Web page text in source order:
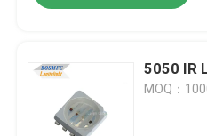
5050 IR
MOQ：